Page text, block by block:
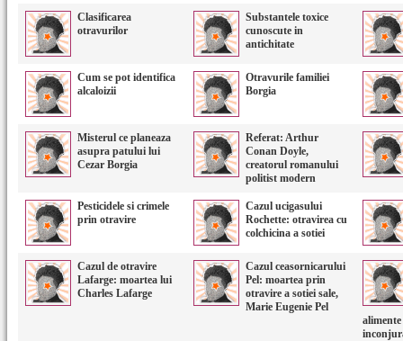
Clasificarea
otravurilor
Substantele toxice
cunoscute in
antichitate
Cum se pot identifica
alcaloizii
Otravurile familiei
Borgia
Misterul ce planeaza
asupra patului lui
Cezar Borgia
Referat: Arthur
Conan Doyle,
creatorul romanului
politist modern
Pesticidele si crimele
prin otravire
Cazul ucigasului
Rochette: otravirea cu
colchicina a sotiei
Cazul de otravire
Lafarge: moartea lui
Charles Lafarge
Cazul ceasornicarului
Pel: moartea prin
otravire a sotiei sale,
Marie Eugenie Pel